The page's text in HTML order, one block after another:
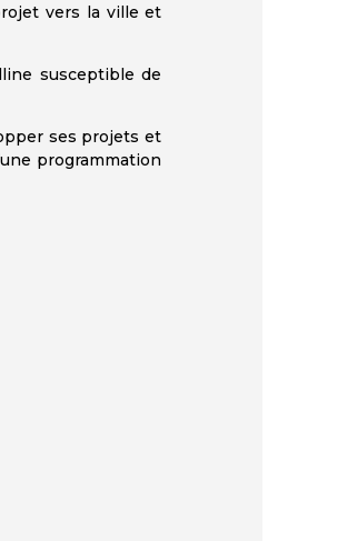
vers la ville et
susceptible de
ses projets et
programmation